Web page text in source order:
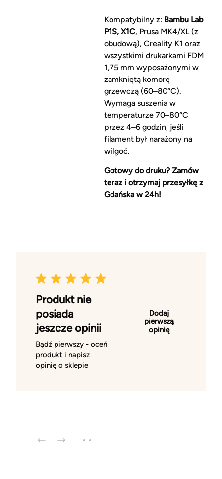
Kompatybilny z: Bambu Lab
P1S, X1C, Prusa MK4/XL (z
obudową), Creality K1 oraz
wszystkimi drukarkami FDM
1,75 mm wyposażonymi w
zamkniętą komorę
grzewczą (60–80°C).
Wymaga suszenia w
temperaturze 70–80°C
przez 4–6 godzin, jeśli
filament był narażony na
wilgoć.
Gotowy do druku? Zamów
teraz i otrzymaj przesyłkę z
Gdańska w 24h!
Produkt nie
posiada
jeszcze opinii
Bądź pierwszy - oceń
produkt i napisz
opinię o sklepie
Dodaj
pierwszą
opinię